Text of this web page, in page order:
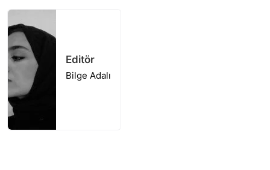
Editör
Bilge Adalı